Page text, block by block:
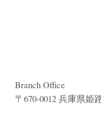
Branch Office
〒670-0012 兵庫県姫